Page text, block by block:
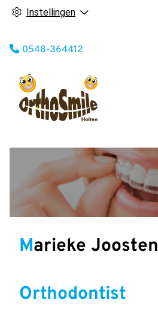
Instellingen
Tel:
0548-364412
Marieke Joosten
Orthodontist